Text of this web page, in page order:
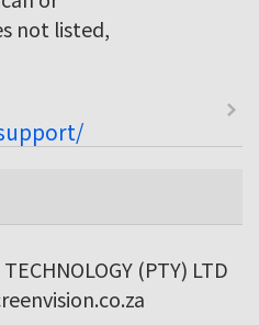
not listed,
(PTY) LTD